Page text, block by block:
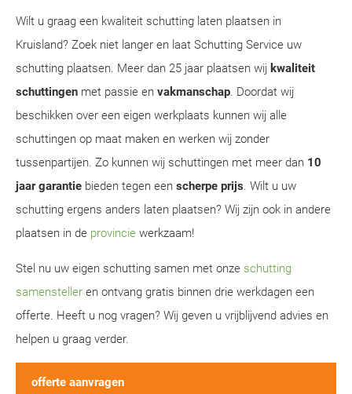
Wilt u graag een kwaliteit schutting laten plaatsen in
Kruisland? Zoek niet langer en laat Schutting Service uw
schutting plaatsen. Meer dan 25 jaar plaatsen wij kwaliteit
schuttingen met passie en vakmanschap. Doordat wij
beschikken over een eigen werkplaats kunnen wij alle
schuttingen op maat maken en werken wij zonder
tussenpartijen. Zo kunnen wij schuttingen met meer dan 10
jaar garantie bieden tegen een scherpe prijs. Wilt u uw
schutting ergens anders laten plaatsen? Wij zijn ook in andere
plaatsen in de provincie werkzaam!
Stel nu uw eigen schutting samen met onze schutting
samensteller en ontvang gratis binnen drie werkdagen een
offerte. Heeft u nog vragen? Wij geven u vrijblijvend advies en
helpen u graag verder.
offerte aanvragen